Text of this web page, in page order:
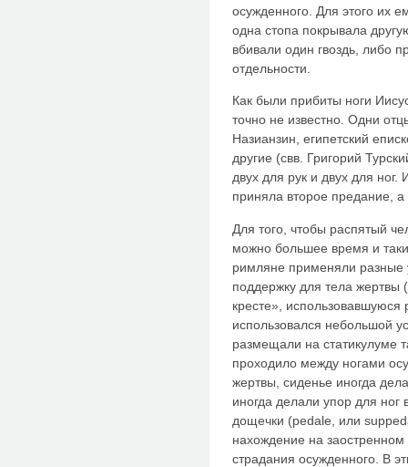
осужденного. Для этого их
одна стопа покрывала
вбивали один гвоздь, либо
отдельности.
Как были прибиты ноги
точно не известно. Одни
Назианзин, египетский
другие (свв. Григорий
двух для рук и двух для
приняла второе предание,
Для того, чтобы распятый
можно большее время и
римляне применяли разные
поддержку для тела жертвы
кресте»,
использовался небольшой
размещали на статикулуме
проходило между ногами
жертвы, сиденье иногда
иногда делали упор для ног
дощечки (pedale, или
нахождение на
страдания осужденного. В